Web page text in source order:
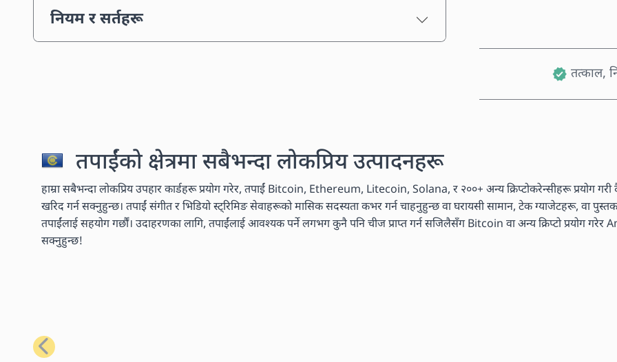
नियम र सर्तहरू
तत्काल,
तपाईंको क्षेत्रमा सबैभन्दा लोकप्रिय उत्पादनहरू
हाम्रा सबैभन्दा लोकप्रिय उपहार कार्डहरू प्रयोग गरेर, तपाईं Bitcoin, Ethereum, Litecoin, Solana, र २००+ अन्य क्रिप्टोकरेन्सीहरू प्रयोग
खरिद गर्न सक्नुहुन्छ। तपाईं संगीत र भिडियो स्ट्रिमिङ सेवाहरूको मासिक सदस्यता कभर गर्न चाहनुहुन्छ वा घरायसी सामान, टेक ग्याजेटहरू, वा
तपाईंलाई सहयोग गर्छौं। उदाहरणका लागि, तपाईंलाई आवश्यक पर्ने लगभग कुनै पनि चीज प्राप्त गर्न सजिलैसँग Bitcoin वा अन्य क्रिप्टो प्रयोग गरेर
सक्नुहुन्छ!
अघिल्लो